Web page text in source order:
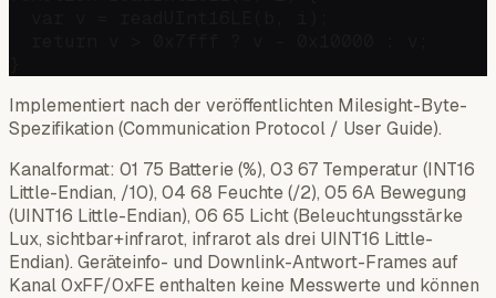
Implementiert nach der veröffentlichten Milesight-Byte-
Spezifikation (Communication Protocol / User Guide).
Kanalformat: 01 75 Batterie (%), 03 67 Temperatur (INT16
Little-Endian, /10), 04 68 Feuchte (/2), 05 6A Bewegung
(UINT16 Little-Endian), 06 65 Licht (Beleuchtungsstärke
Lux, sichtbar+infrarot, infrarot als drei UINT16 Little-
Endian). Geräteinfo- und Downlink-Antwort-Frames auf
Kanal 0xFF/0xFE enthalten keine Messwerte und können